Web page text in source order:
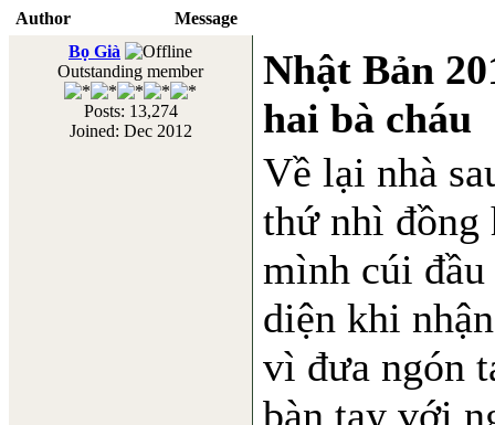
Author
Message
Bọ Già
Outstanding member
Posts: 13,274
Joined: Dec 2012
Nhật Bản
hai bà cháu
Về lại nhà
thứ nhì đồng
mình cúi
diện khi
vì đưa ngón
bàn tay với